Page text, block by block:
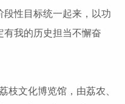
性目标统一起来，以功
有我的历史担当不懈奋
文化博览馆，由荔农、